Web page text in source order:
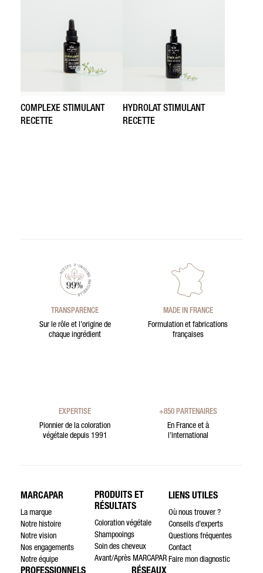
COMPLEXE STIMULANT
RECETTE
HYDROLAT STIMULANT
RECETTE
TRANSPARENCE
Sur le rôle et l’origine de
chaque ingrédient
MADE IN FRANCE
Formulation et fabrications
françaises
EXPERTISE
Pionnier de la coloration
végétale depuis 1991
+850 PARTENAIRES
En France et à
l’international
MARCAPAR
La marque
Notre histoire
Notre vision
Nos engagements
Notre équipe
PRODUITS ET
RÉSULTATS
Coloration végétale
Shampooings
Soin des cheveux
Avant/Après MARCAPAR
LIENS UTILES
Où nous trouver ?
Conseils d’experts
Questions fréquentes
Contact
Faire mon diagnostic